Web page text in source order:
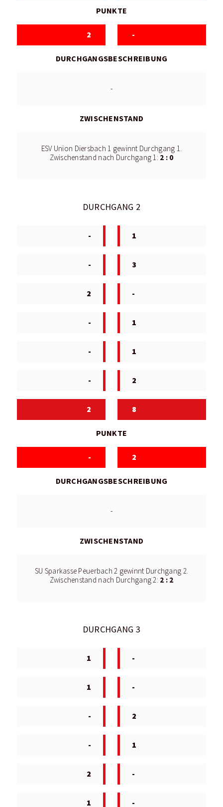
PUNKTE
2 -
DURCHGANGSBESCHREIBUNG
-
ZWISCHENSTAND
ESV Union Diersbach 1 gewinnt Durchgang 1.
Zwischenstand nach Durchgang 1: 2 : 0
DURCHGANG 2
- 1
- 3
2 -
- 1
- 1
- 2
2 8
PUNKTE
- 2
DURCHGANGSBESCHREIBUNG
-
ZWISCHENSTAND
SU Sparkasse Peuerbach 2 gewinnt Durchgang 2.
Zwischenstand nach Durchgang 2: 2 : 2
DURCHGANG 3
1 -
1 -
- 2
- 1
2 -
1 -